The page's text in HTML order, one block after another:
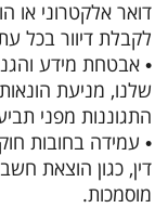
לקבלת דיוור בכל
• אבטחת מידע
שלנו, מניעת
התגוננות מפני
• עמידה בחובות
דין, כגון הוצאת
מוסמכות.